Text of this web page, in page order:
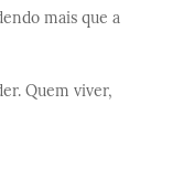
mais que a
Quem viver,